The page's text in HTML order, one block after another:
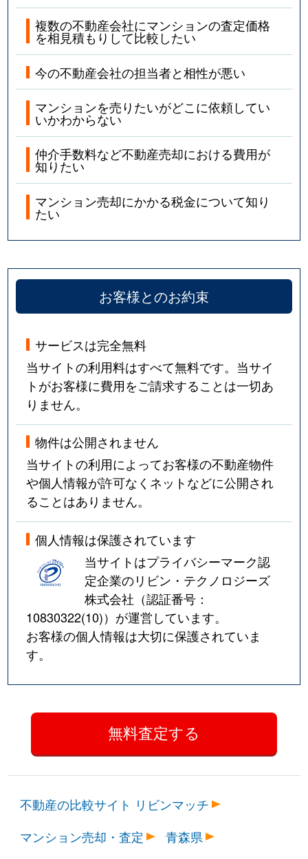
複数の不動産会社にマンションの査定価格
を相見積もりして比較したい
今の不動産会社の担当者と相性が悪い
マンションを売りたいがどこに依頼してい
いかわからない
仲介手数料など不動産売却における費用が
知りたい
マンション売却にかかる税金について知り
たい
お客様とのお約束
サービスは完全無料
当サイトの利用料はすべて無料です。当サイ
トがお客様に費用をご請求することは一切あ
りません。
物件は公開されません
当サイトの利用によってお客様の不動産物件
や個人情報が許可なくネットなどに公開され
ることはありません。
個人情報は保護されています
当サイトはプライバシーマーク認
定企業のリビン・テクノロジーズ
株式会社（認証番号：
10830322(10)）が運営しています。
お客様の個人情報は大切に保護されていま
す。
不動産の比較サイト リビンマッチ
マンション売却・査定
青森県